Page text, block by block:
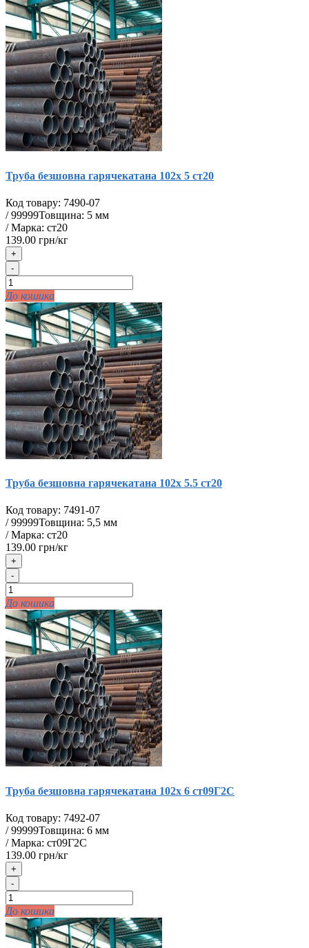
Труба безшовна гарячекатана 102х 5 ст20
Код товару: 7490-07
/99999Товщина: 5 мм
/ Марка: ст20
139.00 грн/кг
+
-
До кошика
Труба безшовна гарячекатана 102х 5.5 ст20
Код товару: 7491-07
/99999Товщина: 5,5 мм
/ Марка: ст20
139.00 грн/кг
+
-
До кошика
Труба безшовна гарячекатана 102х 6 ст09Г2С
Код товару: 7492-07
/99999Товщина: 6 мм
/ Марка: ст09Г2С
139.00 грн/кг
+
-
До кошика